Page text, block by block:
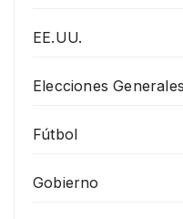
EE.UU.
Elecciones Generales
Fútbol
Gobierno